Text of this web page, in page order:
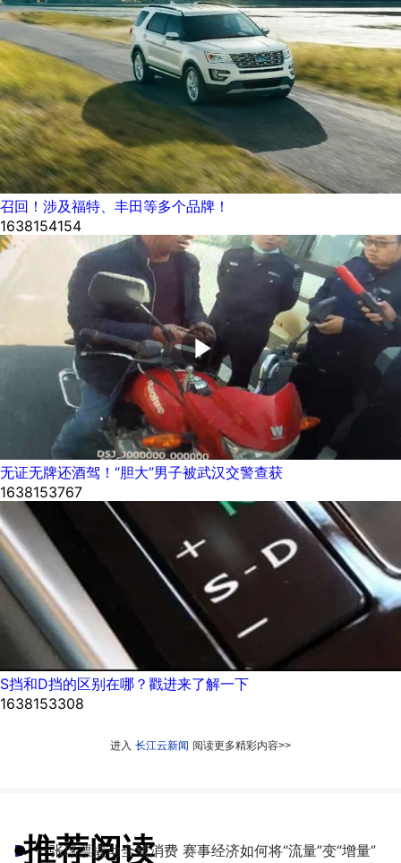
召回！涉及福特、丰田等多个品牌！
1638154154
无证无牌还酒驾！“胆大”男子被武汉交警查获
1638153767
S挡和D挡的区别在哪？戳进来了解一下
1638153308
进入 长江云新闻 阅读更多精彩内容>>
推荐阅读
● 一张球票撬动全城消费 赛事经济如何将“流量”变“增量”